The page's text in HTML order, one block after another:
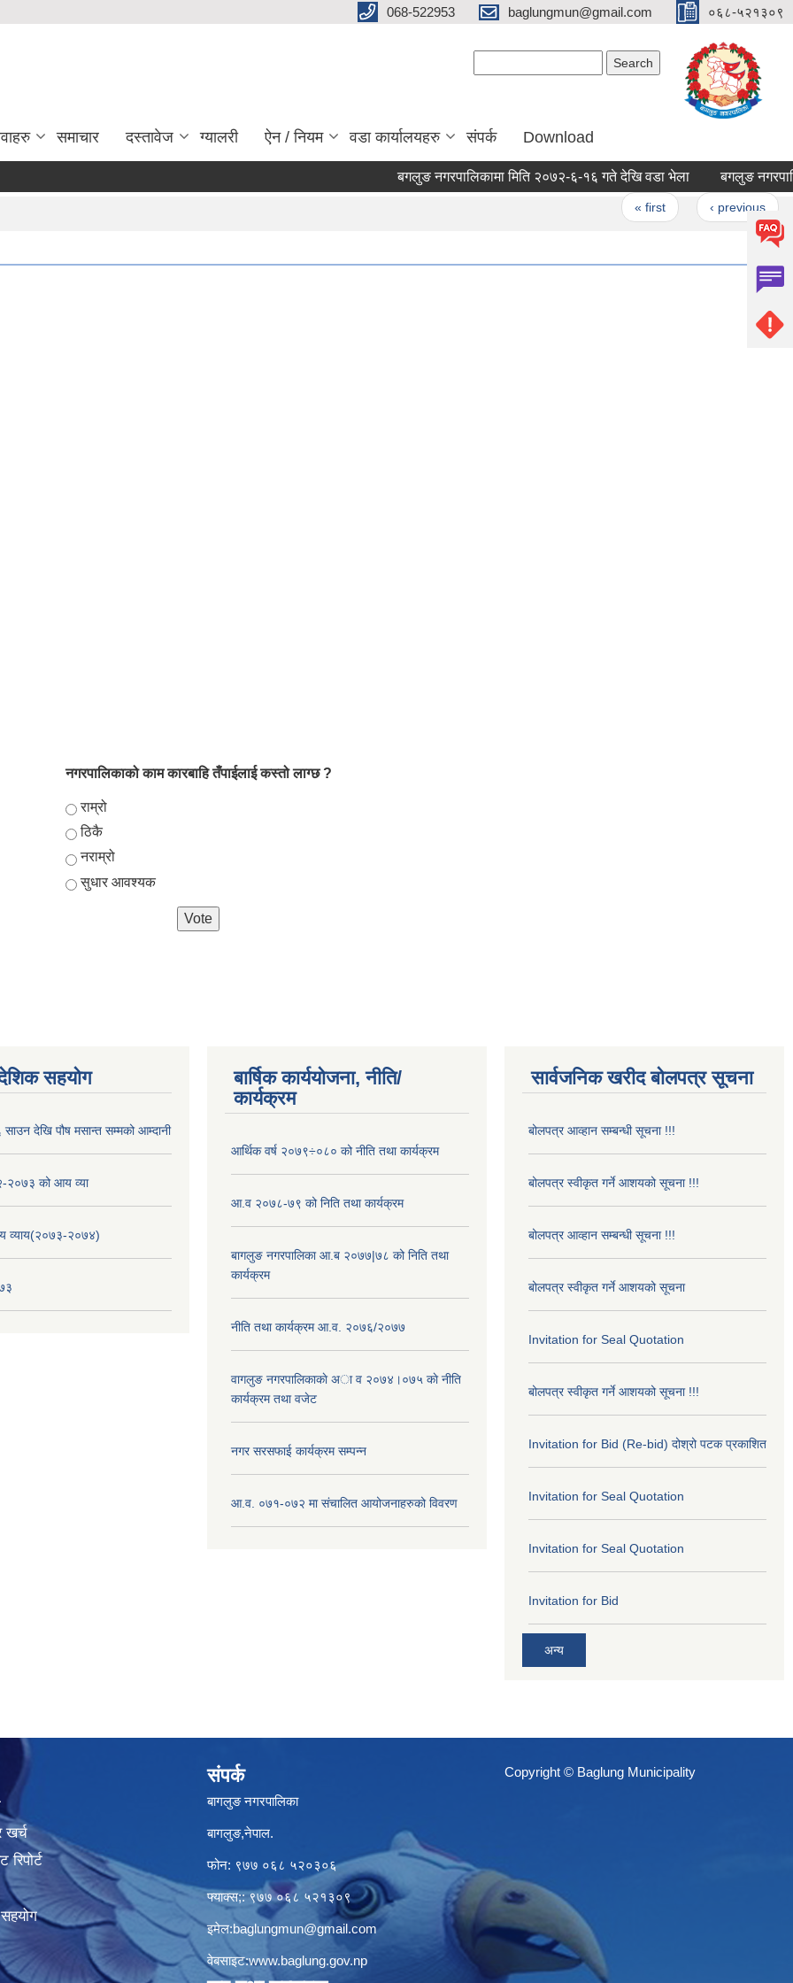
068-522953 baglungmun@gmail.com ०६८-५२१३०९
समाचार दस्तावेज ग्यालरी ऐन / नियम वडा कार्यालयहरु संपर्क Download
बगलुङ नगरपालिकामा मिति २०७२-६-१६ गते देखि वडा भेला बगलुङ
‹ previous …
नगरपालिकाको काम कारबाहि तँपाईलाई कस्तो लाग्छ ?
Choices
राम्रो
ठिकै
नराम्रो
सुधार आवश्यक
सहयोग
साउन देखि पौष मसान्त सम्मको आम्दानी
को आय व्या
२०७४)
बार्षिक कार्ययोजना, नीति/
कार्यक्रम
आर्थिक वर्ष २०७९÷०८० को नीति तथा कार्यक्रम
आ.व २०७८-७९ को निति तथा कार्यक्रम
बागलुङ नगरपालिका आ.ब २०७७|७८ को निति तथा
कार्यक्रम
नीति तथा कार्यक्रम आ.व. २०७६/२०७७
वागलुङ नगरपालिकाकाे अा‍ व २०७४।०७५ काे नीति
कार्यक्रम तथा वजेट
नगर सरसफाई कार्यक्रम सम्पन्न
आ.व. ०७१-०७२ मा संचालित आयोजनाहरुको विवरण
सार्वजनिक खरीद बोलपत्र सूचना
बोलपत्र आव्हान सम्बन्धी सूचना !!!
बोलपत्र स्वीकृत गर्ने आशयको सूचना !!!
बोलपत्र आव्हान सम्बन्धी सूचना !!!
बोलपत्र स्वीकृत गर्ने आशयको सूचना
Invitation for Seal Quotation
बोलपत्र स्वीकृत गर्ने आशयको सूचना !!!
Invitation for Bid (Re-bid) दोश्रो पटक प्रकाशित
Invitation for Seal Quotation
Invitation for Seal Quotation
Invitation for Bid
अन्य
खर्च
संपर्क
बागलुङ नगरपालिका
बागलुङ,नेपाल.
फोन: ९७७ ०६८ ५२०३०६
फ्याक्स;: ९७७ ०६८ ५२१३०९
इमेल:baglungmun@gmail.com
वेबसाइट:www.baglung.gov.np
Copyright © Baglung Municipality